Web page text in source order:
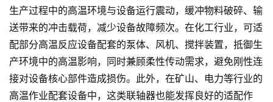
生产过程中的高温环境与设备运行震动，缓冲物料破碎、输
送带来的冲击载荷，减少设备故障频次。在化工行业，可适
配部分高温反应设备配套的泵体、风机、搅拌装置，抵御生
产环境中的高温影响，同时兼顾柔性传动需求，避免刚性连
接对设备核心部件造成损伤。此外，在矿山、电力等行业的
高温作业配套设备中，这类联轴器也能发挥良好的适配作